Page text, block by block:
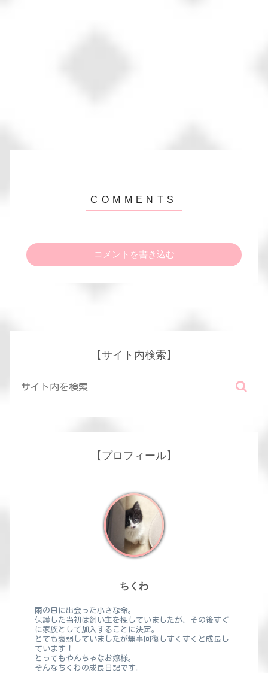
コメントを書き込む
【サイト内検索】
【プロフィール】
ちくわ
雨の日に出会った小さな命。
保護した当初は飼い主を探していましたが、その後すぐ
に家族として加入することに決定。
とても衰弱していましたが無事回復しすくすくと成長し
ています！
とってもやんちゃなお嬢様。
そんなちくわの成長日記です。